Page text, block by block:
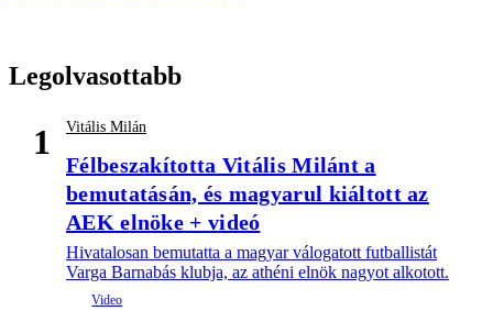
Legolvasottabb
1 Vitális Milán
Félbeszakította Vitális Milánt a
bemutatásán, és magyarul kiáltott az
AEK elnöke + videó
Hivatalosan bemutatta a magyar válogatott futballistát
Varga Barnabás klubja, az athéni elnök nagyot alkotott.